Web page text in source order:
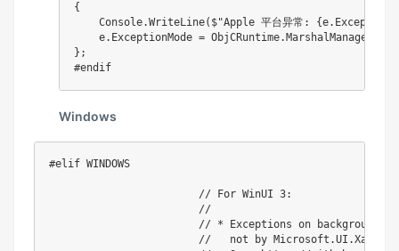
{
    Console
.WriteLine( $"Apple 平台异常: {e. Exception
    e
. ExceptionMode = ObjCRuntime.
} ;
#endif
Windows
#elif WINDOWS
// For WinUI 3:
//
// * Exceptions on background
//   not by